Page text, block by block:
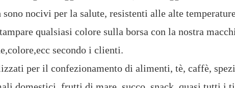
sono nocivi per la salute, resistenti alle alte
qualsiasi colore sulla borsa con la nostra
secondo i clienti.
per il confezionamento di alimenti, tè, caffè,